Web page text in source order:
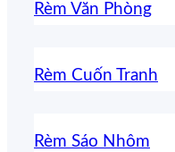
Rèm Văn Phòng
Rèm Cuốn Tranh
Rèm Sáo Nhôm